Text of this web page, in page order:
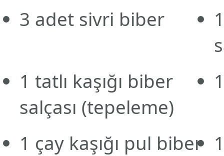
3 adetsivri biber
1 tatlı kaşığı biber
salçası (tepeleme)
1 çay kaşığı pul biber